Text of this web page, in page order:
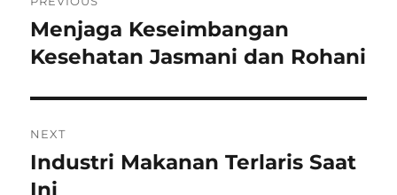
pos
Previous
post:
Menjaga Keseimbangan
Kesehatan Jasmani dan Rohani
NEXT
Next
post:
Industri Makanan Terlaris Saat
Ini